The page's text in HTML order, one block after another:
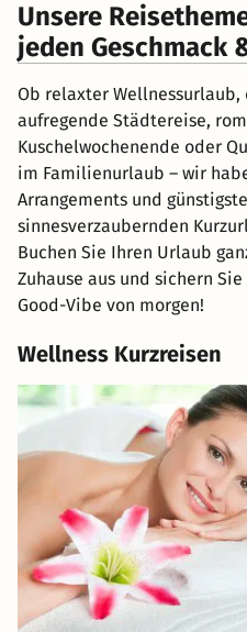
Unsere
jeden Geschmack
Ob relaxter
aufregende Städtereise,
Kuschelwochenende oder
im Familienurlaub – wir
Arrangements und
sinnesverzaubernden
Buchen Sie Ihren Urlaub
Zuhause aus und sichern
Good-Vibe von morgen!
Wellness Kurzreisen